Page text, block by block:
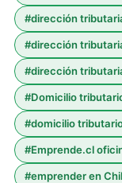
#dirección
#dirección
#dirección
#Domicilio
#domicilio
#Emprende.cl
#emprender en